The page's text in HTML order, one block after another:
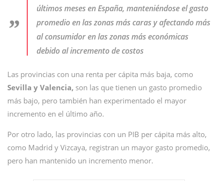
últimos meses en España, manteniéndose el gasto
promedio en las zonas más caras y afectando más
al consumidor en las zonas más económicas
debido al incremento de costos
Las provincias con una renta per cápita más baja, como
Sevilla y Valencia, son las que tienen un gasto promedio
más bajo, pero también han experimentado el mayor
incremento en el último año.
Por otro lado, las provincias con un PIB per cápita más alto,
como Madrid y Vizcaya, registran un mayor gasto promedio,
pero han mantenido un incremento menor.